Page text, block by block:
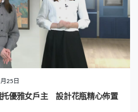
25日
托優雅女戶主 設計花瓶精心佈置